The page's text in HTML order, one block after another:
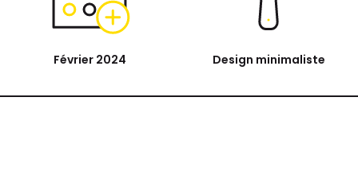
Février 2024 Design minimaliste